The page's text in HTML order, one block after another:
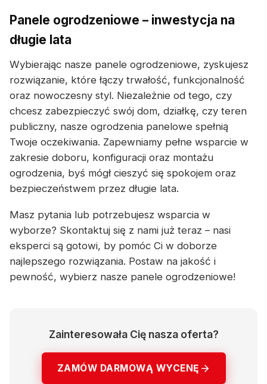
Panele ogrodzeniowe – inwestycja na
długie lata
Wybierając nasze panele ogrodzeniowe, zyskujesz
rozwiązanie, które łączy trwałość, funkcjonalność
oraz nowoczesny styl. Niezależnie od tego, czy
chcesz zabezpieczyć swój dom, działkę, czy teren
publiczny, nasze ogrodzenia panelowe spełnią
Twoje oczekiwania. Zapewniamy pełne wsparcie w
zakresie doboru, konfiguracji oraz montażu
ogrodzenia, byś mógł cieszyć się spokojem oraz
bezpieczeństwem przez długie lata.
Masz pytania lub potrzebujesz wsparcia w
wyborze? Skontaktuj się z nami już teraz – nasi
eksperci są gotowi, by pomóc Ci w doborze
najlepszego rozwiązania. Postaw na jakość i
pewność, wybierz nasze panele ogrodzeniowe!
Zainteresowała Cię nasza oferta?
ZAMÓW DARMOWĄ WYCENĘ